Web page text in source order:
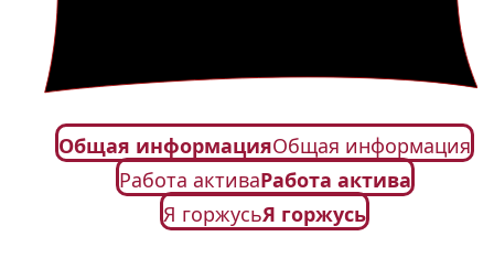
Общая информацияОбщая информация
Работа активаРабота актива
Я горжусьЯ горжусь